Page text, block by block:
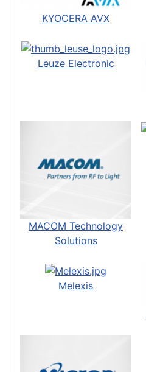
KYOCERA AVX
Leuze Electronic
MACOM Technology
Solutions
Melexis